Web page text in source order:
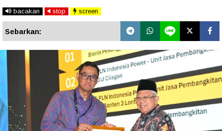
bacakan stop screen
Sebarkan: